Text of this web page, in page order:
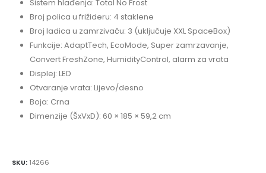
Sistem hlađenja: Total No Frost
Broj polica u frižideru: 4 staklene
Broj ladica u zamrzivaču: 3 (uključuje XXL SpaceBox)
Funkcije: AdaptTech, EcoMode, Super zamrzavanje,
Convert FreshZone, HumidityControl, alarm za vrata
Displej: LED
Otvaranje vrata: Lijevo/desno
Boja: Crna
Dimenzije (ŠxVxD): 60 × 185 × 59,2 cm
SKU: 14266